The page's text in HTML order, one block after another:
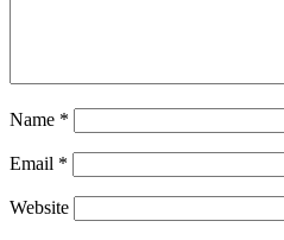
Name *
Email *
Website